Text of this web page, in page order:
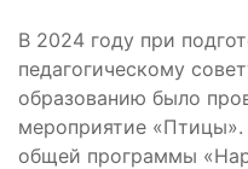
В 2024 году при
педагогическому
образованию было
мероприятие «Птицы».
общей программы